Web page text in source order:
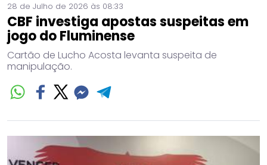
28 de Julho de 2026 às 08:33
CBF investiga apostas suspeitas em
jogo do Fluminense
Cartão de Lucho Acosta levanta suspeita de
manipulação.